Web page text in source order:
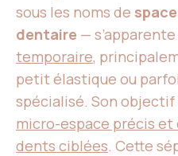
sous les noms de
dentaire — s’apparente
temporaire,
petit élastique ou
spécialisé. Son
micro-espace précis
dents ciblées. Cette